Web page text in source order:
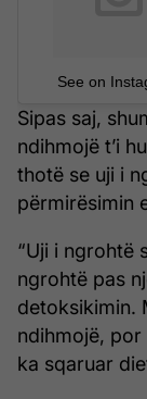
See on
Sipas saj,
ndihmojë t’i
thotë se uji i
përmirësimin
“Uji i ngrohtë
ngrohtë pas
detoksikimin.
ndihmojë, por
ka sqaruar